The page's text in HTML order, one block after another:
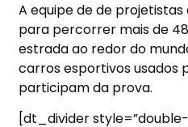
A equipe de de
para percorrer mais de
estrada ao redor do
carros esportivos usados
participam da prova.
[dt_divider